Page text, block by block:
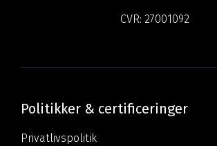
CVR: 27001092
Politikker & certificeringer
Privatlivspolitik